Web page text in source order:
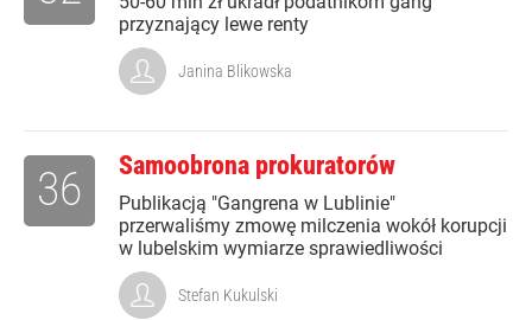
przyznający lewe renty
Janina Blikowska
Samoobrona prokuratorów
Publikacją "Gangrena w Lublinie"
przerwaliśmy zmowę milczenia wokół korupcji
w lubelskim wymiarze sprawiedliwości
36
Stefan Kukulski